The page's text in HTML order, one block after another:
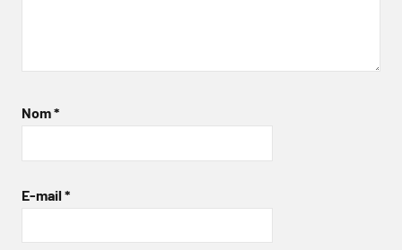
Nom*
E-mail *